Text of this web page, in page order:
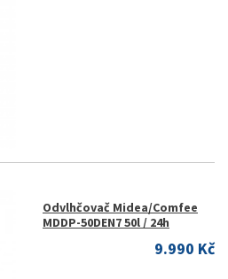
Odvlhčovač Midea/Comfee
MDDP-50DEN7 50l / 24h
9.990 Kč